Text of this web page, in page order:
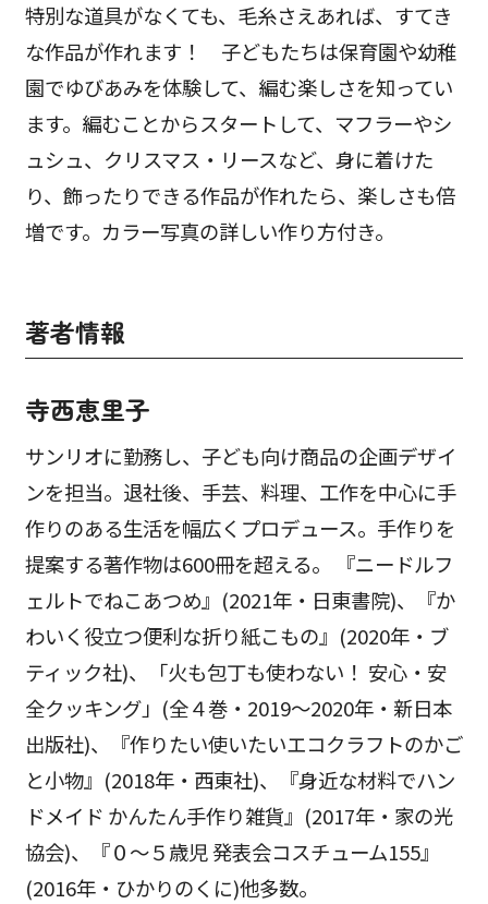
特別な道具がなくても、毛糸さえあれば、すてき
な作品が作れます！ 子どもたちは保育園や幼稚
園でゆびあみを体験して、編む楽しさを知ってい
ます。編むことからスタートして、マフラーやシ
ュシュ、クリスマス・リースなど、身に着けた
り、飾ったりできる作品が作れたら、楽しさも倍
増です。カラー写真の詳しい作り方付き。
著者情報
寺西恵里子
サンリオに勤務し、子ども向け商品の企画デザイ
ンを担当。退社後、手芸、料理、工作を中心に手
作りのある生活を幅広くプロデュース。手作りを
提案する著作物は600冊を超える。 『ニードルフ
ェルトでねこあつめ』(2021年・日東書院)、『か
わいく役立つ便利な折り紙こもの』(2020年・ブ
ティック社)、「火も包丁も使わない！ 安心・安
全クッキング」(全４巻・2019～2020年・新日本
出版社)、『作りたい使いたいエコクラフトのかご
と小物』(2018年・西東社)、『身近な材料でハン
ドメイド かんたん手作り雑貨』(2017年・家の光
協会)、『０～５歳児 発表会コスチューム155』
(2016年・ひかりのくに)他多数。